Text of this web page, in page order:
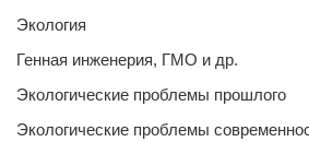
Экология
Генная инженерия, ГМО и др.
Экологические проблемы прошлого
Экологические проблемы